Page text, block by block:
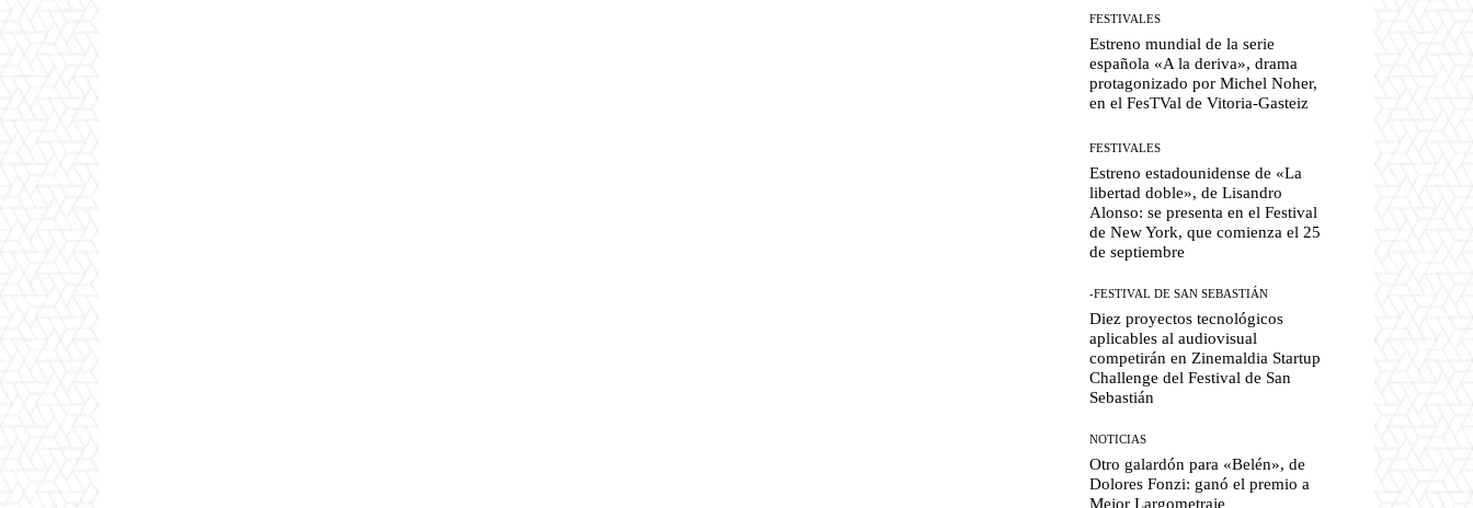
FESTIVALES
Estreno mundial de la serie
española «A la deriva», drama
protagonizado por Michel Noher,
en el FesTVal de Vitoria-Gasteiz
FESTIVALES
Estreno estadounidense de «La
libertad doble», de Lisandro
Alonso: se presenta en el Festival
de New York, que comienza el 25
de septiembre
-FESTIVAL DE SAN SEBASTIÁN
Diez proyectos tecnológicos
aplicables al audiovisual
competirán en Zinemaldia Startup
Challenge del Festival de San
Sebastián
NOTICIAS
Otro galardón para «Belén», de
Dolores Fonzi: ganó el premio a
Mejor Largometraje